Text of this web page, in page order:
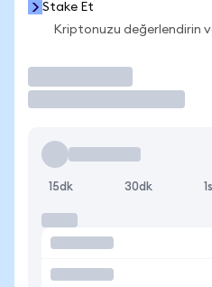
Stake Et
Kriptonuzu değerlendirin
15dk 30dk